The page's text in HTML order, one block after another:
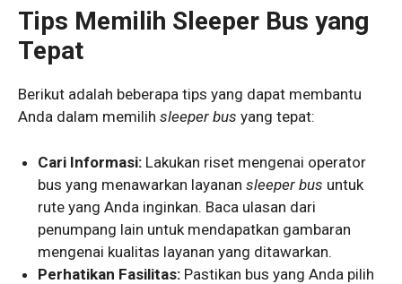
Tips Memilih Sleeper Bus yang
Tepat
Berikut adalah beberapa tips yang dapat membantu
Anda dalam memilih sleeper bus yang tepat:
Cari Informasi: Lakukan riset mengenai operator
bus yang menawarkan layanansleeper bus untuk
rute yang Anda inginkan. Baca ulasan dari
penumpang lain untuk mendapatkan gambaran
mengenai kualitas layanan yang ditawarkan.
Perhatikan Fasilitas: Pastikan bus yang Anda pilih